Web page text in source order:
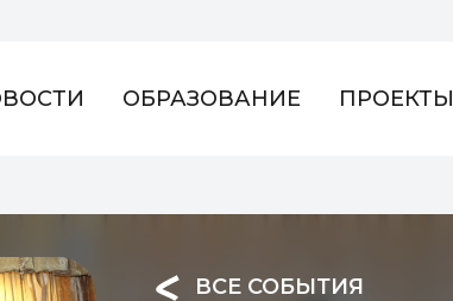
ОБРАЗОВАНИЕ ПРОЕКТЫ
ВСЕ СОБЫТИЯ